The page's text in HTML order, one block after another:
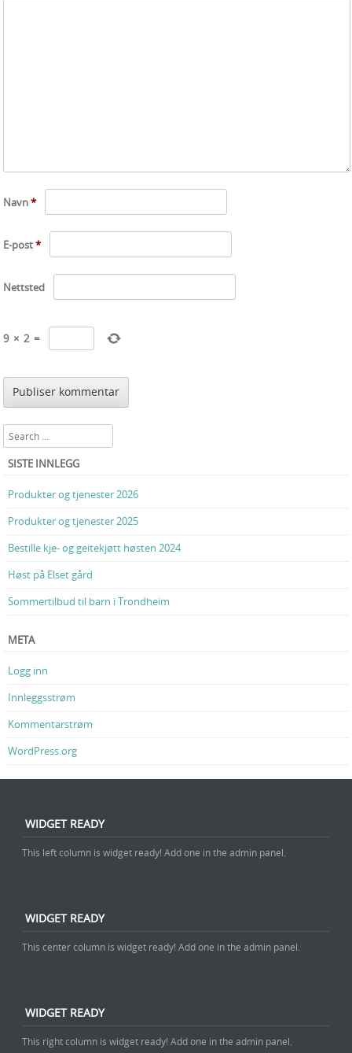
Navn*
E-post*
Nettsted
9 × 2 =
Search
SISTE INNLEGG
Produkter og tjenester 2026
Produkter og tjenester 2025
Bestille kje- og geitekjøtt høsten 2024
Høst på Elset gård
Sommertilbud til barn i Trondheim
META
Logg inn
Innleggsstrøm
Kommentarstrøm
WordPress.org
WIDGET READY
This left column is widget ready! Add one in the admin panel.
WIDGET READY
This center column is widget ready! Add one in the admin panel.
WIDGET READY
This right column is widget ready! Add one in the admin panel.